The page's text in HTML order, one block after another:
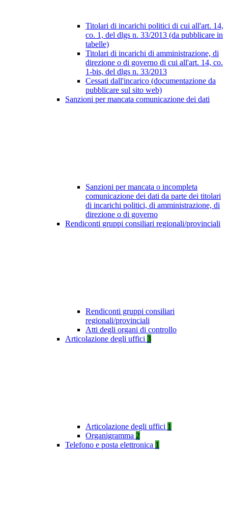
Titolari di incarichi politici di cui all'art. 14,
co. 1, del dlgs n. 33/2013 (da pubblicare in
tabelle)
Titolari di incarichi di amministrazione, di
direzione o di governo di cui all'art. 14, co.
1-bis, del dlgs n. 33/2013
Cessati dall'incarico (documentazione da
pubblicare sul sito web)
Sanzioni per mancata comunicazione dei dati
Sanzioni per mancata o incompleta
comunicazione dei dati da parte dei titolari
di incarichi politici, di amministrazione, di
direzione o di governo
Rendiconti gruppi consiliari regionali/provinciali
Rendiconti gruppi consiliari
regionali/provinciali
Atti degli organi di controllo
Articolazione degli uffici 3
Articolazione degli uffici 1
Organigramma 2
Telefono e posta elettronica 1